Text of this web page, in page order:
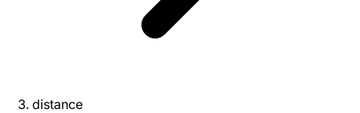
distance